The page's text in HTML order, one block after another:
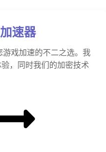
速器
戏加速的不二之选。我
，同时我们的加密技术